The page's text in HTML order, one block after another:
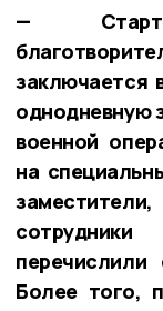
—
заключается
однодневную
военной
на
сотрудники
перечислили
Более того,